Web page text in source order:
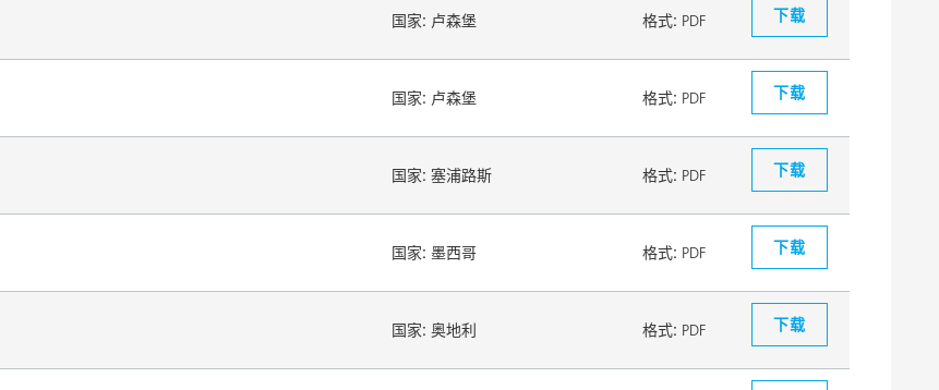
国家: 卢森堡 格式: PDF 下载
国家: 卢森堡 格式: PDF 下载
国家: 塞浦路斯 格式: PDF 下载
国家: 墨西哥 格式: PDF 下载
国家: 奥地利 格式: PDF 下载